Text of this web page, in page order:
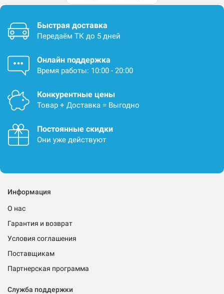
Быстрая доставка
Передаём ТК до 5 дней
Онлайн поддержка
Время работы: 10:00 - 20:00
Конкурентные цены
Товар + Доставка = Выгодно
Постоянные скидки
Они уже действуют
Информация
О нас
Гарантия и возврат
Условия соглашения
Поставщикам
Партнерская программа
Служба поддержки